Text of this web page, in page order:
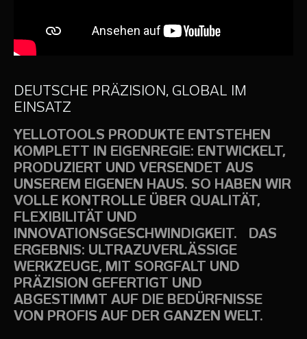
DEUTSCHE PRÄZISION, GLOBAL IM
EINSATZ
YELLOTOOLS PRODUKTE ENTSTEHEN
KOMPLETT IN EIGENREGIE: ENTWICKELT,
PRODUZIERT UND VERSENDET AUS
UNSEREM EIGENEN HAUS. SO HABEN WIR
VOLLE KONTROLLE ÜBER QUALITÄT,
FLEXIBILITÄT UND
INNOVATIONSGESCHWINDIGKEIT. DAS
ERGEBNIS: ULTRAZUVERLÄSSIGE
WERKZEUGE, MIT SORGFALT UND
PRÄZISION GEFERTIGT UND
ABGESTIMMT AUF DIE BEDÜRFNISSE
VON PROFIS AUF DER GANZEN WELT.